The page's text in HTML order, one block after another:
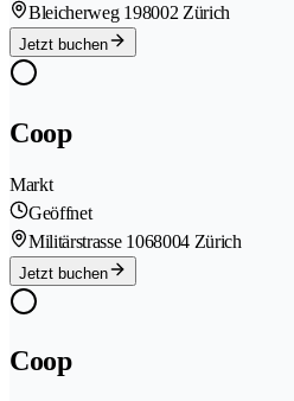
Bleicherweg 198002 Zürich
Jetzt buchen
Coop
Markt
Geöffnet
Militärstrasse 1068004 Zürich
Jetzt buchen
Coop